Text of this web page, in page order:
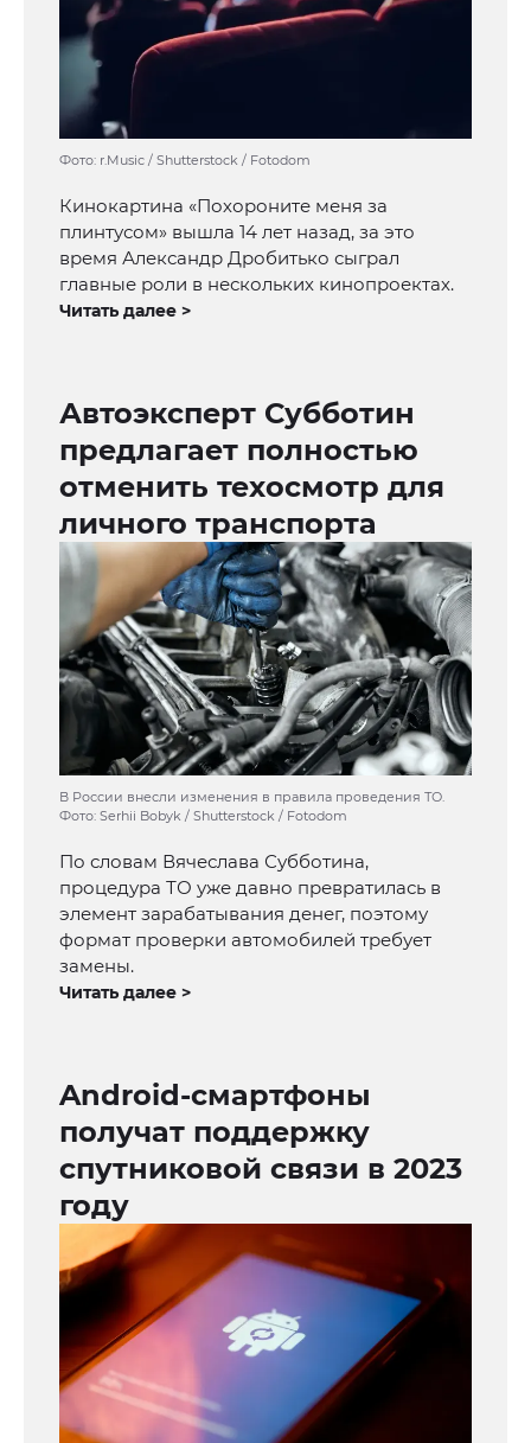
Фото: r.Music / Shutterstock / Fotodom
Кинокартина «Похороните меня за
плинтусом» вышла 14 лет назад, за это
время Александр Дробитько сыграл
главные роли в нескольких кинопроектах.
Читать далее >
Автоэксперт Субботин
предлагает полностью
отменить техосмотр для
личного транспорта
В России внесли изменения в правила проведения ТО.
Фото: Serhii Bobyk / Shutterstock / Fotodom
По словам Вячеслава Субботина,
процедура ТО уже давно превратилась в
элемент зарабатывания денег, поэтому
формат проверки автомобилей требует
замены.
Читать далее >
Android-смартфоны
получат поддержку
спутниковой связи в 2023
году